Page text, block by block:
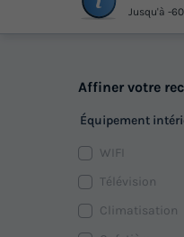
Jusqu'à -
Affiner votre
Équipement
WIFI
Télévision
Climatisation